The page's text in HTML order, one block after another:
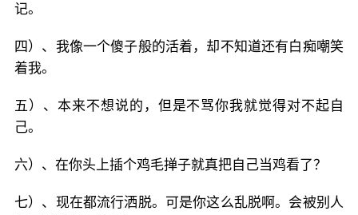
记。
四）、我像一个傻子般的活着，却不知道还有白痴嘲笑
着我。
五）、本来不想说的，但是不骂你我就觉得对不起自
己。
六）、在你头上插个鸡毛掸子就真把自己当鸡看了？
七）、现在都流行洒脱。可是你这么乱脱啊。会被别人